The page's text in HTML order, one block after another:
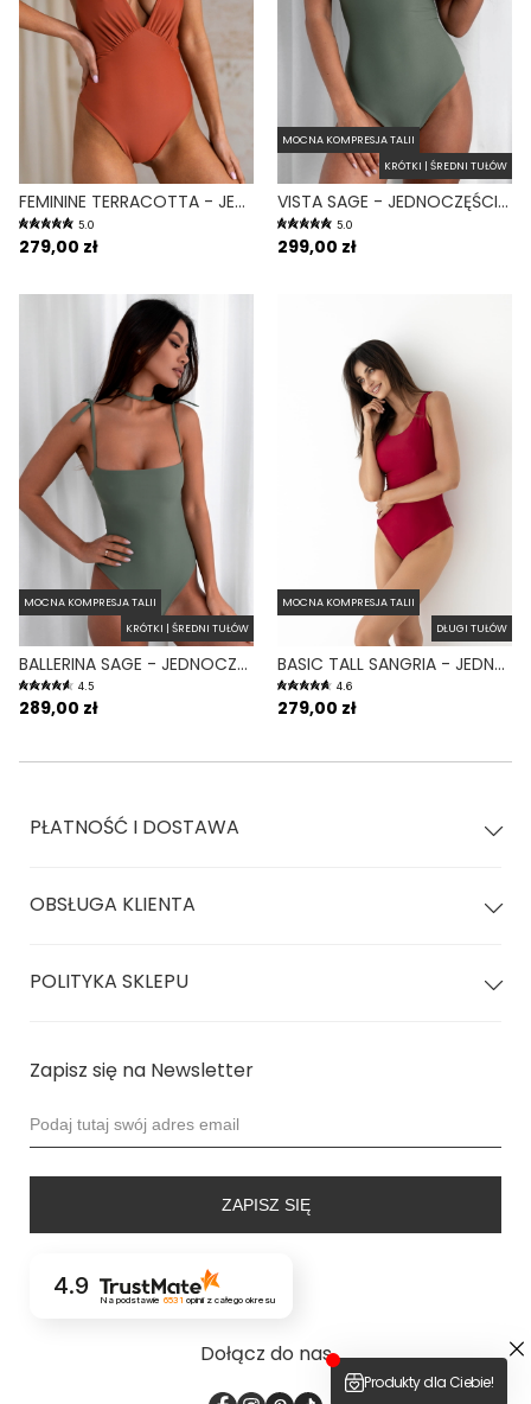
FEMININE TERRACOTTA - JEDNOCZĘŚCIOWY STRÓJ KĄPIELOWY MODELUJĄCY WIĄZANY NA SZYI CEGLANY
5.0
279,00 zł
MOCNA KOMPRESJA TALII
KRÓTKI | ŚREDNI TUŁÓW
VISTA SAGE - JEDNOCZĘŚCIOWY STRÓJ KĄPIELOWY MODELUJĄCY WYCIĘTY ZIELONY
5.0
299,00 zł
MOCNA KOMPRESJA TALII
KRÓTKI | ŚREDNI TUŁÓW
BALLERINA SAGE - JEDNOCZĘŚCIOWY STRÓJ KĄPIELOWY MODELUJĄCY WIĄZANY ZIELONY
4.5
289,00 zł
MOCNA KOMPRESJA TALII
DŁUGI TUŁÓW
BASIC TALL SANGRIA - JEDNOCZĘŚCIOWY STRÓJ KĄPIELOWY DLA WYSOKICH MODELUJĄCY BORDOWY
4.6
279,00 zł
PŁATNOŚĆ I DOSTAWA
OBSŁUGA KLIENTA
POLITYKA SKLEPU
Zapisz się na Newsletter
ZAPISZ SIĘ
4.9
Na podstawie 6531 opinii z całego okresu
Dołącz do nas